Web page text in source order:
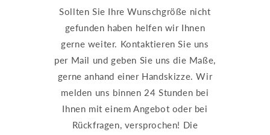
Sollten Sie Ihre Wunschgröße nicht
gefunden haben helfen wir Ihnen
gerne weiter. Kontaktieren Sie uns
per Mail und geben Sie uns die Maße,
gerne anhand einer Handskizze. Wir
melden uns binnen 24 Stunden bei
Ihnen mit einem Angebot oder bei
Rückfragen, versprochen! Die